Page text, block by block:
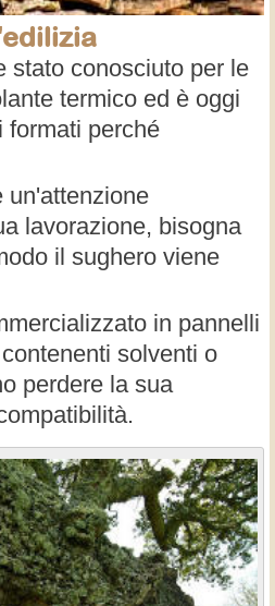
stato conosciuto per le
termico ed è oggi
formati perché
un'attenzione
lavorazione, bisogna
il sughero viene
in pannelli
solventi o
perdere la sua